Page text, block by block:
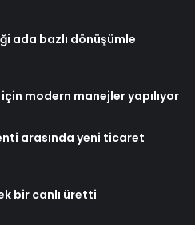
ada bazlı dönüşümle
modern manejler yapılıyor
arasında yeni ticaret
bir canlı üretti